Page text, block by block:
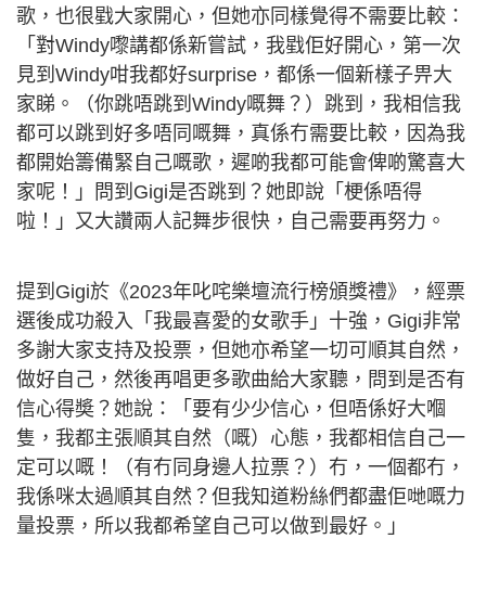
歌，也很戥大家開心，但她亦同樣覺得不需要比較：
「對Windy嚟講都係新嘗試，我戥佢好開心，第一次
見到Windy咁我都好surprise，都係一個新樣子畀大
家睇。（你跳唔跳到Windy嘅舞？）跳到，我相信我
都可以跳到好多唔同嘅舞，真係冇需要比較，因為我
都開始籌備緊自己嘅歌，遲啲我都可能會俾啲驚喜大
家呢！」問到Gigi是否跳到？她即說「梗係唔得
啦！」又大讚兩人記舞步很快，自己需要再努力。
提到Gigi於《2023年叱咤樂壇流行榜頒獎禮》，經票
選後成功殺入「我最喜愛的女歌手」十強，Gigi非常
多謝大家支持及投票，但她亦希望一切可順其自然，
做好自己，然後再唱更多歌曲給大家聽，問到是否有
信心得奬？她說：「要有少少信心，但唔係好大嗰
隻，我都主張順其自然（嘅）心態，我都相信自己一
定可以嘅！（有冇同身邊人拉票？）冇，一個都冇，
我係咪太過順其自然？但我知道粉絲們都盡佢哋嘅力
量投票，所以我都希望自己可以做到最好。」